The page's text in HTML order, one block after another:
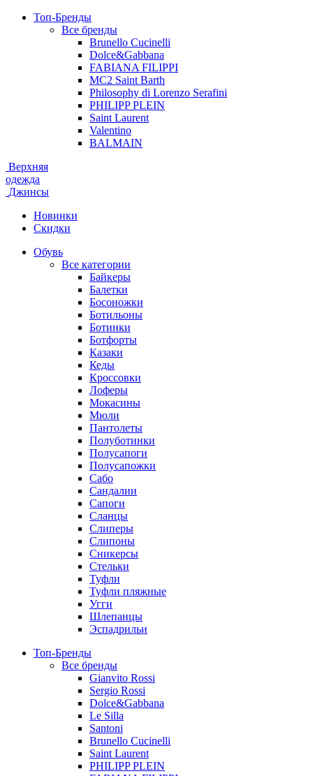
Топ-Бренды
Все бренды
Brunello Cucinelli
Dolce&Gabbana
FABIANA FILIPPI
MC2 Saint Barth
Philosophy di Lorenzo Serafini
PHILIPP PLEIN
Saint Laurent
Valentino
BALMAIN
Верхняя
одежда
Джинсы
Новинки
Скидки
Обувь
Все категории
Байкеры
Балетки
Босоножки
Ботильоны
Ботинки
Ботфорты
Казаки
Кеды
Кроссовки
Лоферы
Мокасины
Мюли
Пантолеты
Полуботинки
Полусапоги
Полусапожки
Сабо
Сандалии
Сапоги
Сланцы
Слиперы
Слипоны
Сникерсы
Стельки
Туфли
Туфли пляжные
Угги
Шлепанцы
Эспадрильи
Топ-Бренды
Все бренды
Gianvito Rossi
Sergio Rossi
Dolce&Gabbana
Le Silla
Santoni
Brunello Cucinelli
Saint Laurent
PHILIPP PLEIN